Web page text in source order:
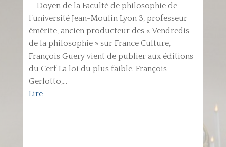
Doyen de la Faculté de philosophie de
l’université Jean-Moulin Lyon 3, professeur
émérite, ancien producteur des « Vendredis
de la philosophie » sur France Culture,
François Guery vient de publier aux éditions
du Cerf La loi du plus faible. François
Gerlotto,...
Lire